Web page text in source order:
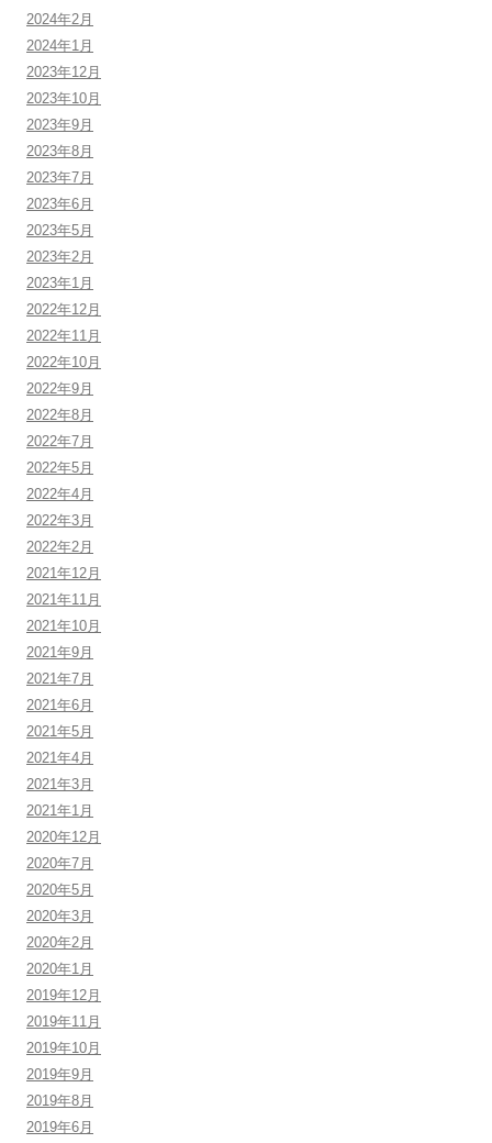
2024年2月
2024年1月
2023年12月
2023年10月
2023年9月
2023年8月
2023年7月
2023年6月
2023年5月
2023年2月
2023年1月
2022年12月
2022年11月
2022年10月
2022年9月
2022年8月
2022年7月
2022年5月
2022年4月
2022年3月
2022年2月
2021年12月
2021年11月
2021年10月
2021年9月
2021年7月
2021年6月
2021年5月
2021年4月
2021年3月
2021年1月
2020年12月
2020年7月
2020年5月
2020年3月
2020年2月
2020年1月
2019年12月
2019年11月
2019年10月
2019年9月
2019年8月
2019年6月